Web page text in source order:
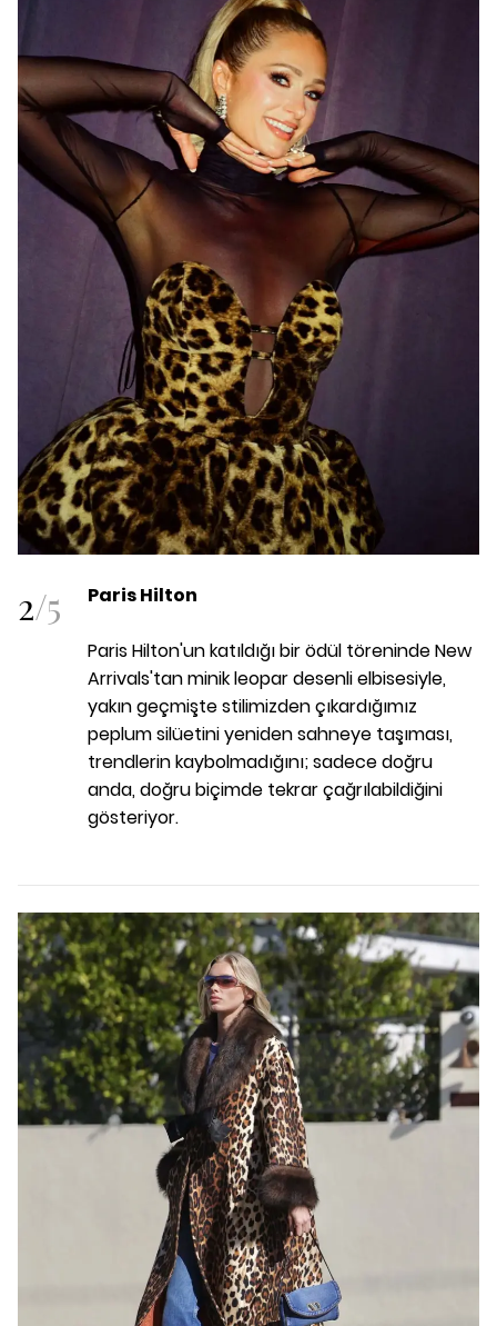
2/5 Paris Hilton
Paris Hilton'un katıldığı bir ödül töreninde New
Arrivals'tan minik leopar desenli elbisesiyle,
yakın geçmişte stilimizden çıkardığımız
peplum silüetini yeniden sahneye taşıması,
trendlerin kaybolmadığını; sadece doğru
anda, doğru biçimde tekrar çağrılabildiğini
gösteriyor.